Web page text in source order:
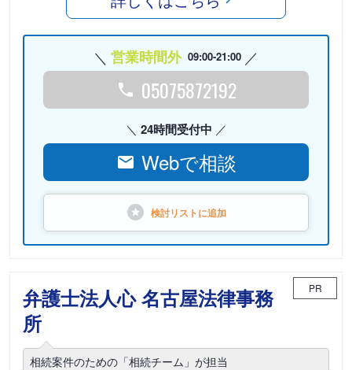
営業時間外 09:00-21:00
05075872192
24時間受付中
Webで相談
検討リストに追加
弁護士法人心 名古屋法律事務
所
PR
相続案件のための「相続チーム」が担当